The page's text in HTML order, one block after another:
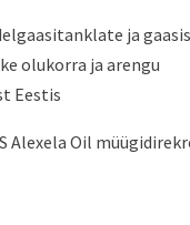
ja
olukorra ja arengu
Eestis
Alexela Oil